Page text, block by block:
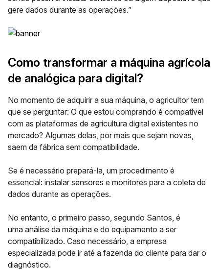
gere dados durante as operações.”
Como transformar a máquina agrícola
de analógica para digital?
No momento de adquirir a sua máquina, o agricultor tem
que se perguntar: O que estou comprando é compatível
com as plataformas de agricultura digital existentes no
mercado? Algumas delas, por mais que sejam novas,
saem da fábrica sem compatibilidade.
Se é necessário prepará-la, um procedimento é
essencial: instalar sensores e monitores para a coleta de
dados durante as operações.
No entanto, o primeiro passo, segundo Santos, é
uma análise da máquina e do equipamento a ser
compatibilizado. Caso necessário, a empresa
especializada pode ir até a fazenda do cliente para dar o
diagnóstico.